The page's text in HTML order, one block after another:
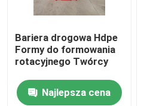
Sprzęt pomocniczy
Wodoodporna torba
Bariera drogowa Hdpe
Formy do formowania
rotacyjnego Twórcy
Najlepsza cena